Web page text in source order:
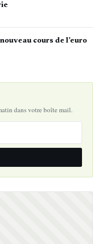
cours de l’euro
dans votre boîte mail.